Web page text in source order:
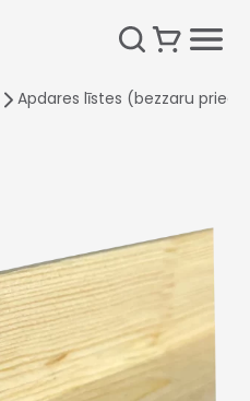
Apdares līstes (bezzaru